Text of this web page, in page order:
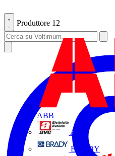
Produttore 12
ABB
AVE
BRADY